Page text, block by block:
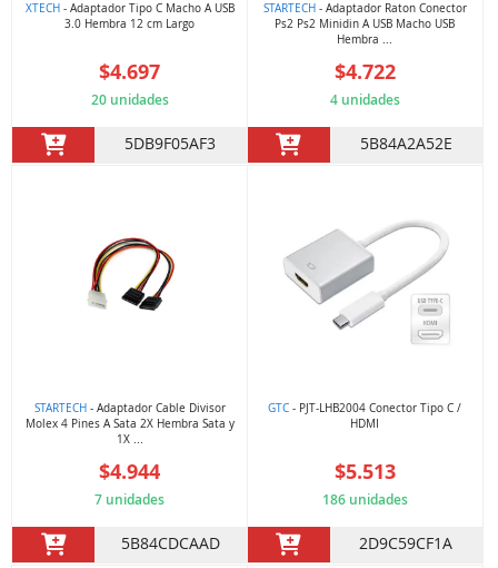
XTECH - Adaptador Tipo C Macho A USB
3.0 Hembra 12 cm Largo
$4.697
20 unidades
5DB9F05AF3
STARTECH - Adaptador Raton Conector
Ps2 Ps2 Minidin A USB Macho USB
Hembra ...
$4.722
4 unidades
5B84A2A52E
STARTECH - Adaptador Cable Divisor
Molex 4 Pines A Sata 2X Hembra Sata y
1X ...
$4.944
7 unidades
5B84CDCAAD
GTC - PJT-LHB2004 Conector Tipo C /
HDMI
$5.513
186 unidades
2D9C59CF1A